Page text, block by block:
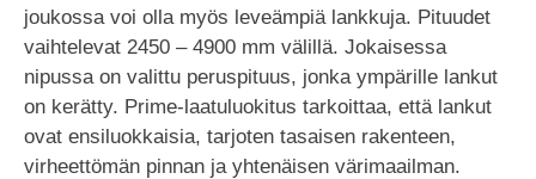
joukossa voi olla myös leveämpiä lankkuja. Pituudet
vaihtelevat 2450 – 4900 mm välillä. Jokaisessa
nipussa on valittu peruspituus, jonka ympärille lankut
on kerätty. Prime-laatuluokitus tarkoittaa, että lankut
ovat ensiluokkaisia, tarjoten tasaisen rakenteen,
virheettömän pinnan ja yhtenäisen värimaailman.